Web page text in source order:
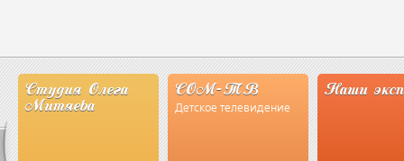
Студия Олега
Митяева
СОМ-ТВ
Детское телевидение
Наши